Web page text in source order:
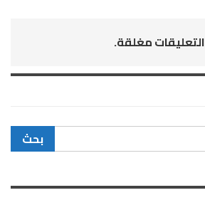
التعليقات مغلقة.